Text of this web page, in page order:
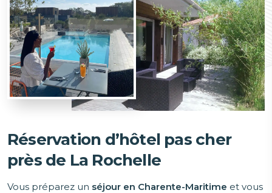
Réservation d’hôtel pas cher
près de La Rochelle
Vous préparez un séjour en Charente-Maritime et vous